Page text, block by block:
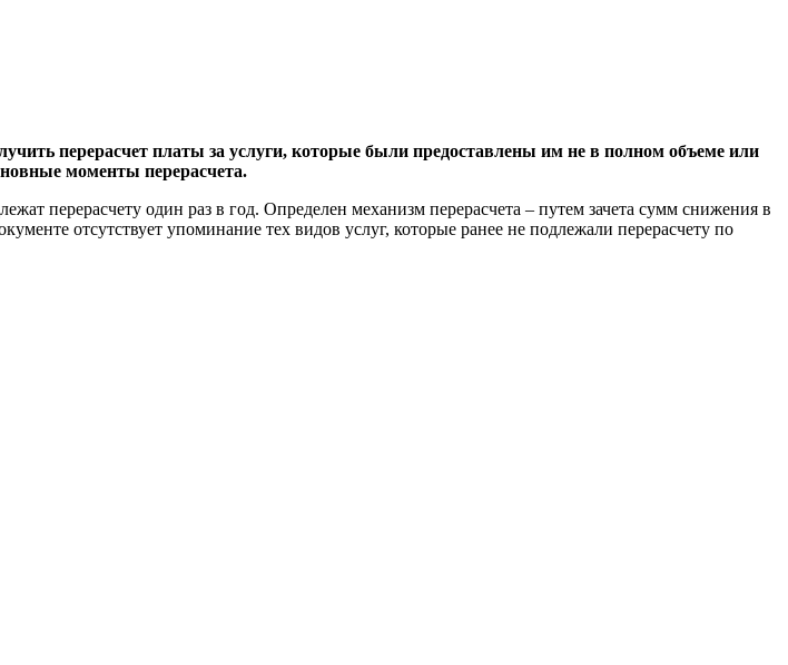
перерасчет платы за услуги, которые были предоставлены им не в полном объеме или
моменты перерасчета.
перерасчету один раз в год. Определен механизм перерасчета – путем зачета сумм снижения в
отсутствует упоминание тех видов услуг, которые ранее не подлежали перерасчету по